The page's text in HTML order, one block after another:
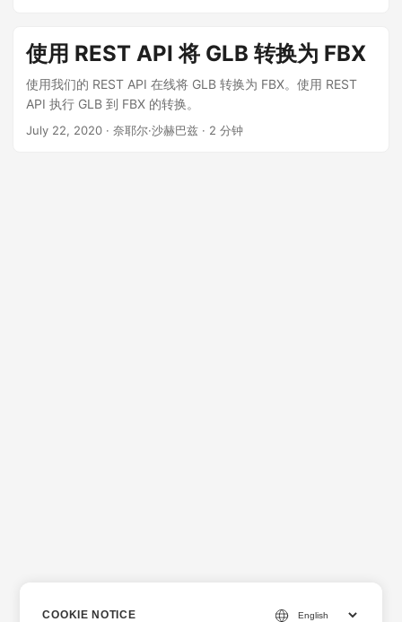
使用 REST API 将 GLB 转换为 FBX
使用我们的 REST API 在线将 GLB 转换为 FBX。使用 REST
API 执行 GLB 到 FBX 的转换。
July 22, 2020 · 奈耶尔·沙赫巴兹 · 2 分钟
COOKIE NOTICE